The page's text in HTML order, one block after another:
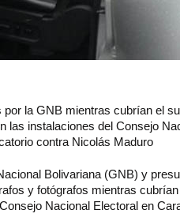
por la GNB mientras cubrían el
las instalaciones del Consejo
contra Nicolás Maduro
Bolivariana (GNB) y
y fotógrafos mientras
Nacional Electoral en